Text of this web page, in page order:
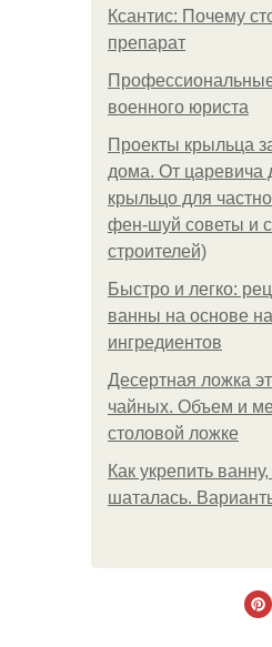
Ксантис: Почему
препарат
военного юриста
Проекты крыльца
дома. От царевича
крыльцо для
фен-шуй советы и
строителей)
Быстро и легко:
ванны на основе
ингредиентов
Десертная ложка
чайных. Объем и
столовой ложке
Как укрепить
шаталась.